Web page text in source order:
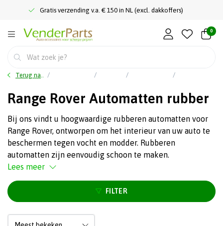
Gratis verzending v.a. € 150 in NL (excl. dakkoffers)
0
Terug naar home
Range Rover Automatten rubber
Bij ons vindt u hoogwaardige rubberen automatten voor
Range Rover, ontworpen om het interieur van uw auto te
beschermen tegen vocht en modder. Rubberen
automatten zijn eenvoudig schoon te maken.
Lees meer
FILTER